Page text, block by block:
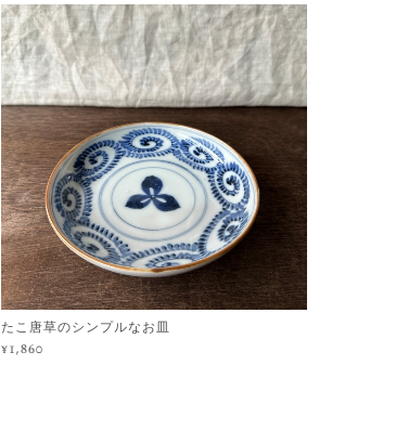
たこ唐草のシンプルなお皿
¥1,860